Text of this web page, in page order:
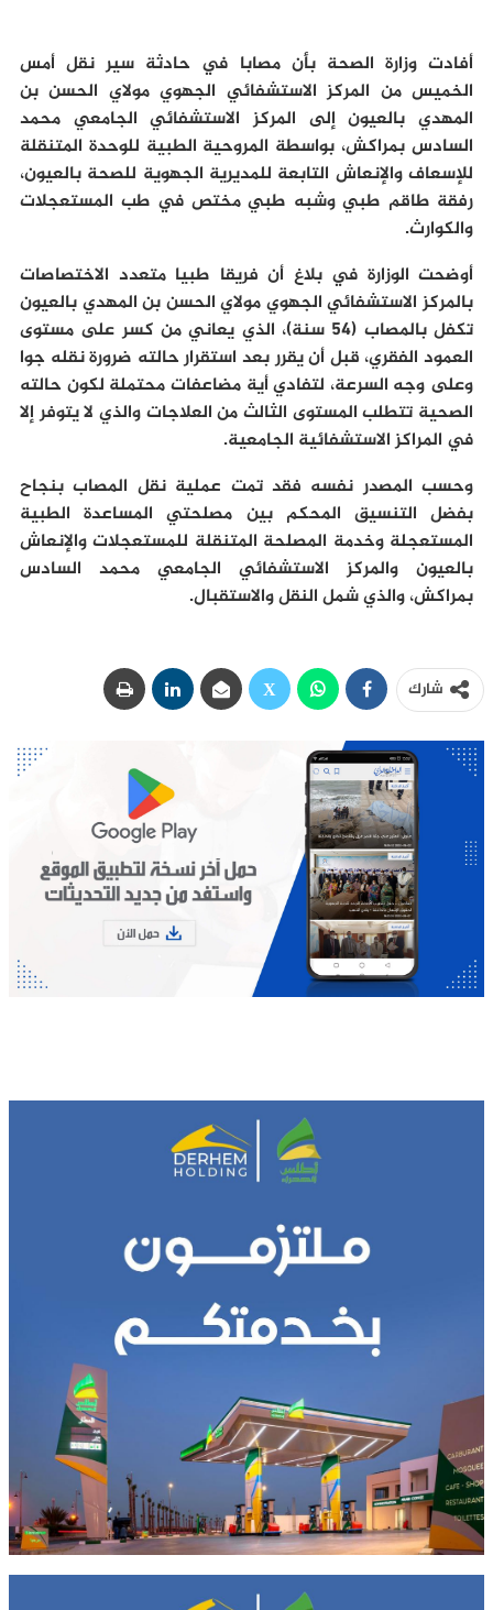
أفادت وزارة الصحة بأن مصابا في حادثة سير نقل أمس
الخميس من المركز الاستشفائي الجهوي مولاي الحسن بن
المهدي بالعيون إلى المركز الاستشفائي الجامعي محمد
السادس بمراكش، بواسطة المروحية الطبية للوحدة المتنقلة
للإسعاف والإنعاش التابعة للمديرية الجهوية للصحة بالعيون،
رفقة طاقم طبي وشبه طبي مختص في طب المستعجلات
والكوارث.
أوضحت الوزارة في بلاغ أن فريقا طبيا متعدد الاختصاصات
بالمركز الاستشفائي الجهوي مولاي الحسن بن المهدي بالعيون
تكفل بالمصاب (54 سنة)، الذي يعاني من كسر على مستوى
العمود الفقري، قبل أن يقرر بعد استقرار حالته ضرورة نقله جوا
وعلى وجه السرعة، لتفادي أية مضاعفات محتملة لكون حالته
الصحية تتطلب المستوى الثالث من العلاجات والذي لا يتوفر إلا
في المراكز الاستشفائية الجامعية.
وحسب المصدر نفسه فقد تمت عملية نقل المصاب بنجاح
بفضل التنسيق المحكم بين مصلحتي المساعدة الطبية
المستعجلة وخدمة المصلحة المتنقلة للمستعجلات والإنعاش
بالعيون والمركز الاستشفائي الجامعي محمد السادس
بمراكش، والذي شمل النقل والاستقبال.
شارك